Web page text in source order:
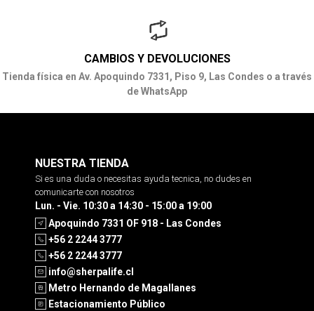
CAMBIOS Y DEVOLUCIONES
Tienda física en Av. Apoquindo 7331, Piso 9, Las Condes o a través
de WhatsApp
NUESTRA TIENDA
Si es una duda o necesitas ayuda tecnica, no dudes en
comunicarte con nosotros
Lun. - Vie. 10:30 a 14:30 - 15:00 a 19:00
Apoquindo 7331 OF 918 - Las Condes
+56 2 2244 3777
+56 2 2244 3777
info@sherpalife.cl
Metro Hernando de Magallanes
Estacionamiento Público